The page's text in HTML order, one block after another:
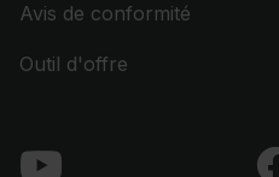
Avis de conformité
Outil d'offre